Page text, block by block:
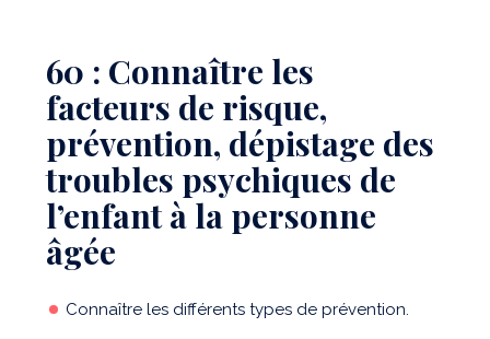
60 : Connaître les
facteurs de risque,
prévention, dépistage des
troubles psychiques de
l’enfant à la personne
âgée
Connaître les différents types de prévention.